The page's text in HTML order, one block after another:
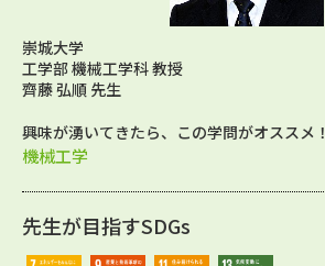
崇城大学
工学部 機械工学科 教授
齊藤 弘順 先生
興味が湧いてきたら、この学問がオススメ！
機械工学
先生が目指すSDGs